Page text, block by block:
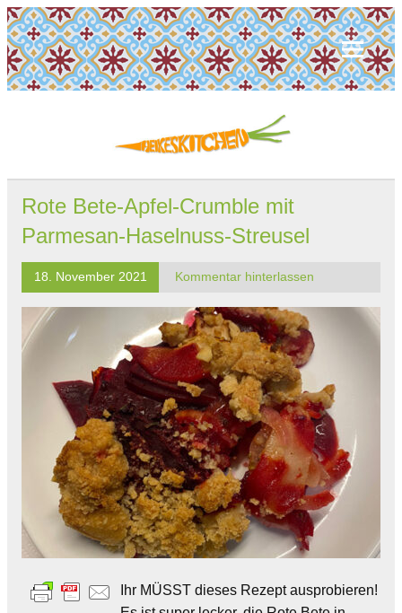
Rote Bete-Apfel-Crumble mit
Parmesan-Haselnuss-Streusel
18. November 2021 Kommentar hinterlassen
Ihr MÜSST dieses Rezept ausprobieren!